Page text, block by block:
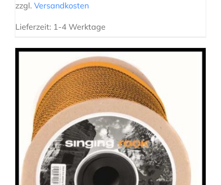
zzgl. Versandkosten
Lieferzeit: 1-4 Werktage
IN DEN WARENKORB / DETAILS